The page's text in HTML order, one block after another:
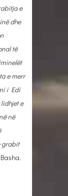
e
dhe
të
e merr
i Edi
e
në
grabit